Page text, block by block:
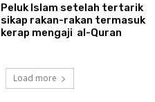
PelukIslam setelah tertarik
sikap rakan-rakan termasuk
kerap mengaji al-Quran
Load more